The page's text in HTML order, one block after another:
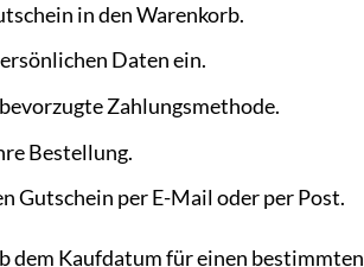
in den Warenkorb.
Daten ein.
Zahlungsmethode.
Bestellung.
Gutschein per E-Mail oder per Post.
dem Kaufdatum für einen